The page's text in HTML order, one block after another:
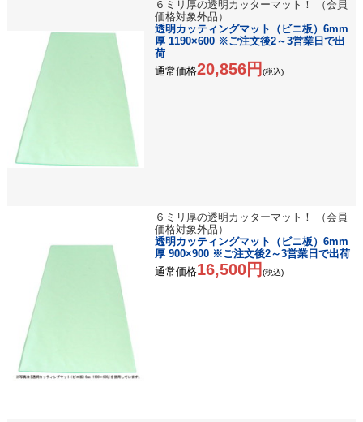
６ミリ厚の透明カッターマット！ （会員
価格対象外品）
透明カッティングマット（ビニ板）6mm
厚 1190×600 ※ご注文後2～3営業日で出
荷
通常価格20,856円 (税込)
６ミリ厚の透明カッターマット！ （会員
価格対象外品）
透明カッティングマット（ビニ板）6mm
厚 900×900 ※ご注文後2～3営業日で出荷
通常価格16,500円 (税込)